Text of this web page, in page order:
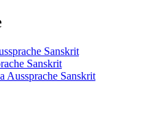
Sanskrit
Sanskrit
Aussprache Sanskrit